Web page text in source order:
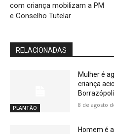
com criança mobilizam a PM
e Conselho Tutelar
RELACIONADAS
PLANTÃO
Mulher é
criança
8 de agosto
Homem é